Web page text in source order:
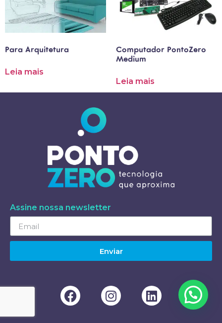
Para Arquitetura
Leia mais
Computador PontoZero
Medium
Leia mais
Assine nossa newsletter
Enviar